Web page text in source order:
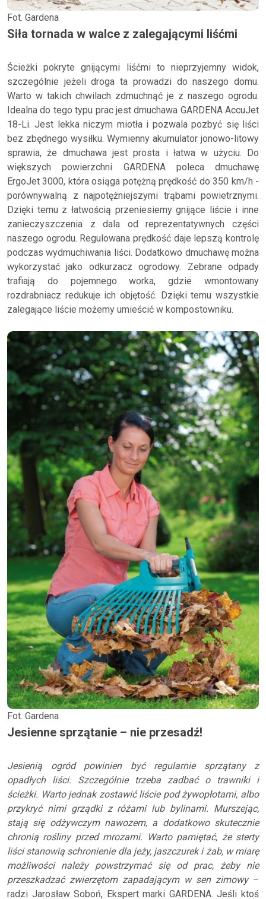
Fot. Gardena
Siła tornada w walce z zalegającymi liśćmi
Ścieżki pokryte gnijącymi liśćmi to nieprzyjemny widok,
szczególnie jeżeli droga ta prowadzi do naszego domu.
Warto w takich chwilach zdmuchnąć je z naszego ogrodu.
Idealna do tego typu prac jest dmuchawa GARDENA AccuJet
18-Li. Jest lekka niczym miotła i pozwala pozbyć się liści
bez zbędnego wysiłku. Wymienny akumulator jonowo-litowy
sprawia, że dmuchawa jest prosta i łatwa w użyciu. Do
większych powierzchni GARDENA poleca dmuchawę
ErgoJet 3000, która osiąga potężną prędkość do 350 km/h -
porównywalną z najpotężniejszymi trąbami powietrznymi.
Dzięki temu z łatwością przeniesiemy gnijące liście i inne
zanieczyszczenia z dala od reprezentatywnych części
naszego ogrodu. Regulowana prędkość daje lepszą kontrolę
podczas wydmuchiwania liści. Dodatkowo dmuchawę można
wykorzystać jako odkurzacz ogrodowy. Zebrane odpady
trafiają do pojemnego worka, gdzie wmontowany
rozdrabniacz redukuje ich objętość. Dzięki temu wszystkie
zalegające liście możemy umieścić w kompostowniku.
Fot. Gardena
Jesienne sprzątanie – nie przesadź!
Jesienią ogród powinien być regularnie sprzątany z
opadłych liści. Szczególnie trzeba zadbać o trawniki i
ścieżki. Warto jednak zostawić liście pod żywopłotami, albo
przykryć nimi grządki z różami lub bylinami. Murszejąc,
stają się odżywczym nawozem, a dodatkowo skutecznie
chronią rośliny przed mrozami. Warto pamiętać, że sterty
liści stanowią schronienie dla jeży, jaszczurek i żab, w miarę
możliwości należy powstrzymać się od prac, żeby nie
przeszkadzać zwierzętom zapadającym w sen zimowy–
radzi Jarosław Soboń, Ekspert marki GARDENA. Jeśli ktoś